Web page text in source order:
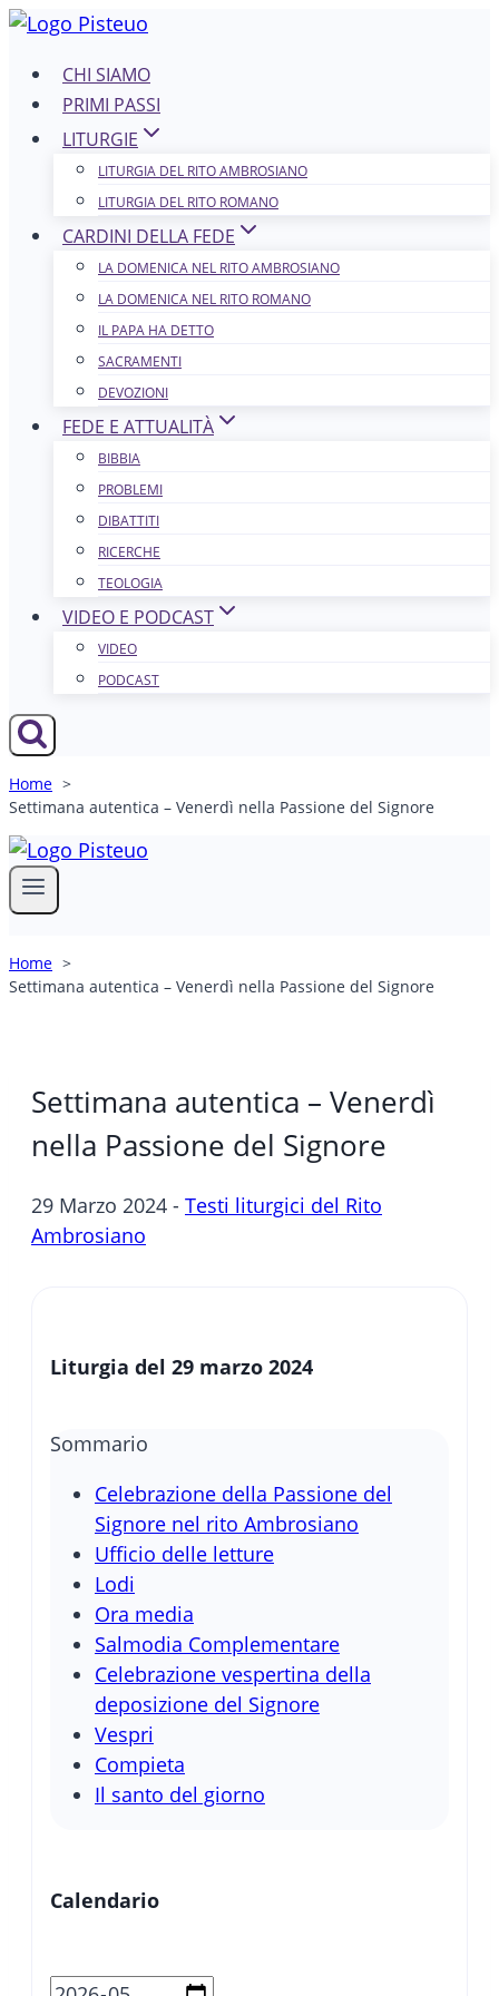
Salta
contenutoCHI SIAMO
PRIMI PASSI
LITURGIE
LITURGIA DEL RITO AMBROSIANO
LITURGIA DEL RITO ROMANO
CARDINI DELLA FEDE
LA DOMENICA NEL R​​​​​​ITO AMBROSIANO
LA DOMENICA NEL RITO ROMANO
IL PAPA HA DETTO
SACRAMENTI
DEVOZIONI
FEDE E ATTUALITÀ
BIBBIA
PROBLEMI
DIBATTITI
RICERCHE
TEOLOGIA
VIDEO E PODCAST
VIDEO
PODCAST
Home
Settimana autentica – Venerdì nella Passione del Signore
Home
Settimana autentica – Venerdì nella Passione del Signore
Settimana autentica – Venerdì
nella Passione del Signore
29 Marzo 2024 - Testi liturgici del Rito
Ambrosiano
Liturgia del 29 marzo 2024
Sommario
Celebrazione della Passione del
Signore nel rito Ambrosiano
Ufficio delle letture
Lodi
Ora media
Salmodia Complementare
Celebrazione vespertina della
deposizione del Signore
Vespri
Compieta
Il santo del giorno
Calendario